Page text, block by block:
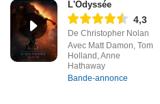
L'Odyssée
4,3
De Christopher Nolan
Avec Matt Damon, Tom
Holland, Anne
Hathaway
Bande-annonce